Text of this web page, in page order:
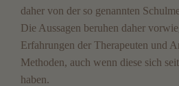
daher von der so genannten
Die Aussagen beruhen daher
Erfahrungen der Therapeuten und
Methoden, auch wenn diese sich
haben.